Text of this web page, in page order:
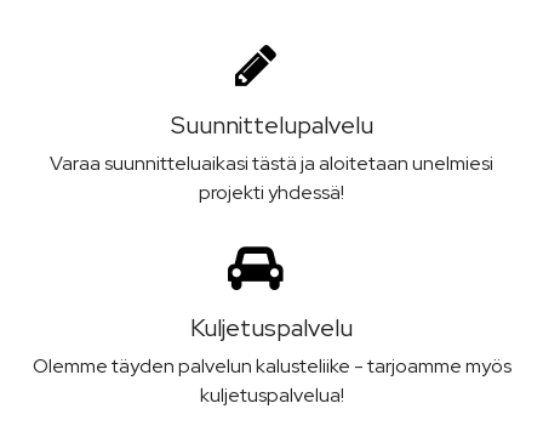
Suunnittelu­palvelu
Varaa suunnitteluaikasi tästä ja aloitetaan unelmiesi
projekti yhdessä!
Kuljetus­palvelu
Olemme täyden palvelun kalusteliike - tarjoamme myös
kuljetuspalvelua!